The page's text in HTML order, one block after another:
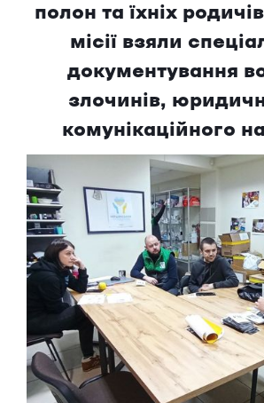
полон та їхніх
місії взяли
документування
злочинів,
комунікаційного